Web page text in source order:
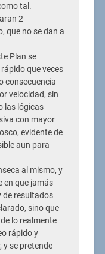
tal.
2
que no se dan a
Plan se
que veces
consecuencia
velocidad, sin
las lógicas
con mayor
evidente de
aun para
al mismo, y
en que jamás
de resultados
sino que
lo realmente
rápido y
y se pretende